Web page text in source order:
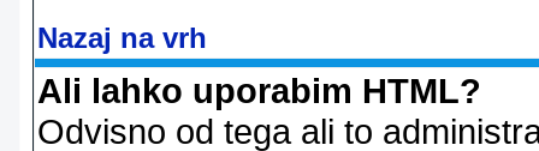
Nazaj na vrh
Ali lahko uporabim HTML?
Odvisno od tega ali to